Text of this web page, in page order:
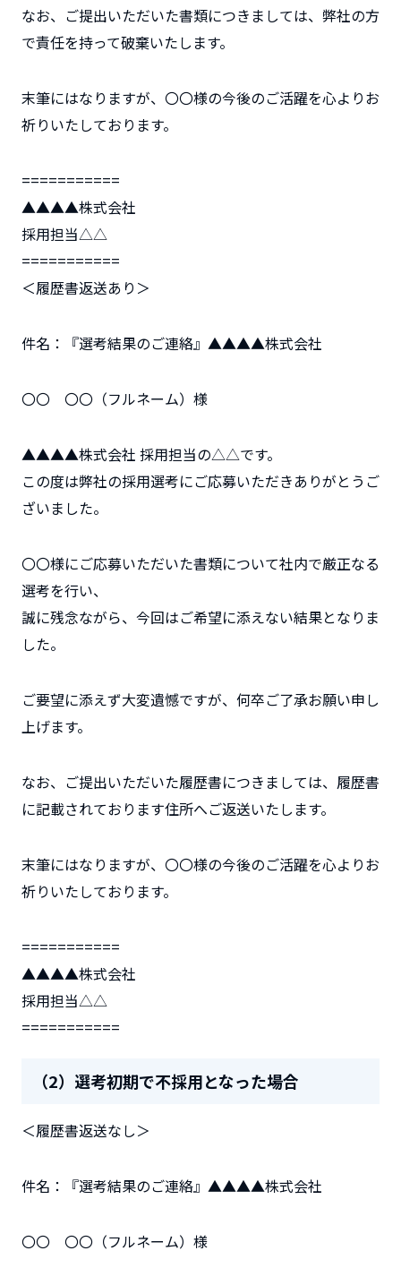
なお、ご提出いただいた書類につきましては、弊社の方
で責任を持って破棄いたします。
末筆にはなりますが、〇〇様の今後のご活躍を心よりお
祈りいたしております。
===========
▲▲▲▲株式会社
採用担当△△
===========
＜履歴書返送あり＞
件名：『選考結果のご連絡』▲▲▲▲株式会社
〇〇 〇〇（フルネーム）様
▲▲▲▲株式会社 採用担当の△△です。
この度は弊社の採用選考にご応募いただきありがとうご
ざいました。
〇〇様にご応募いただいた書類について社内で厳正なる
選考を行い、
誠に残念ながら、今回はご希望に添えない結果となりま
した。
ご要望に添えず大変遺憾ですが、何卒ご了承お願い申し
上げます。
なお、ご提出いただいた履歴書につきましては、履歴書
に記載されております住所へご返送いたします。
末筆にはなりますが、〇〇様の今後のご活躍を心よりお
祈りいたしております。
===========
▲▲▲▲株式会社
採用担当△△
===========
（2）選考初期で不採用となった場合
＜履歴書返送なし＞
件名：『選考結果のご連絡』▲▲▲▲株式会社
〇〇 〇〇（フルネーム）様